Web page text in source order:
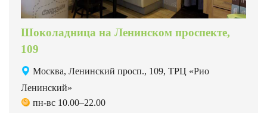
Шоколадница на Ленинском проспекте,
109
Москва, Ленинский просп., 109, ТРЦ «Рио
Ленинский»
пн-вс 10.00–22.00